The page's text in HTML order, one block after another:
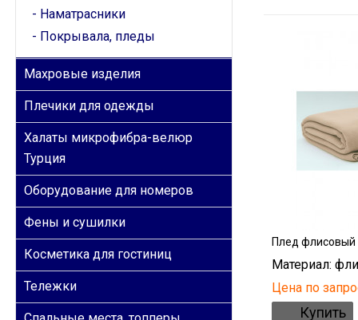
Наматрасники
Покрывала, пледы
Махровые изделия
Плечики для одежды
Халаты микрофибра-велюр
Турция
Оборудование для номеров
Фены и сушилки
Косметика для гостиниц
Тележки
Плед
Материал:
Цена по